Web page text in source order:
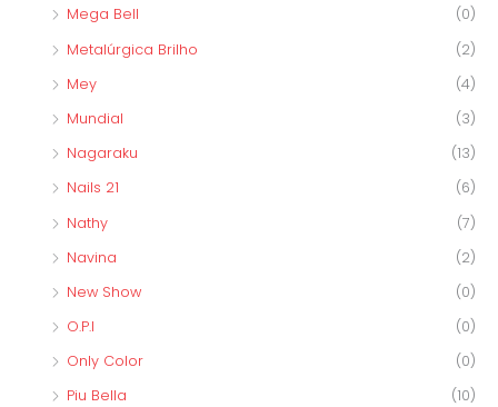
Mega Bell
(0)
Metalúrgica Brilho
(2)
Mey
(4)
Mundial
(3)
Nagaraku
(13)
Nails 21
(6)
Nathy
(7)
Navina
(2)
New Show
(0)
O.P.I
(0)
Only Color
(0)
Piu Bella
(10)